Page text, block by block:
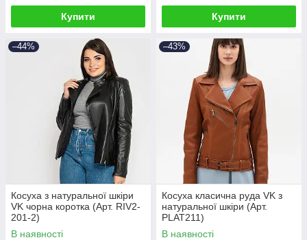
Купити Купити
–44%
Косуха з натуральної шкіри
VK чорна коротка (Арт. RIV2-
201-2)
В наявності
–43%
Косуха класична руда VK з
натуральної шкіри (Арт.
PLAT211)
В наявності